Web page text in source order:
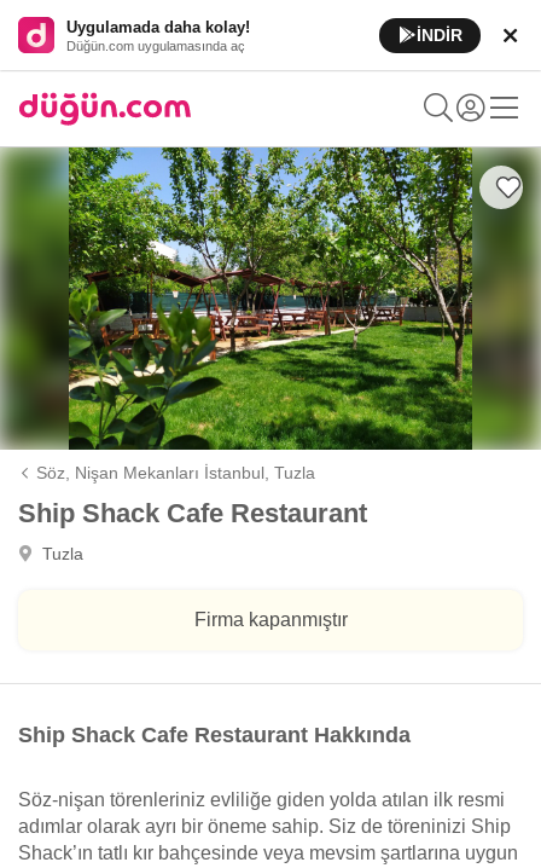
Uygulamada daha kolay!
Düğün.com uygulamasında aç
İNDİR
Söz, Nişan Mekanları İstanbul,Tuzla
Ship Shack Cafe Restaurant
Tuzla
Firma kapanmıştır
Ship Shack Cafe Restaurant Hakkında
Söz-nişan törenleriniz evliliğe giden yolda atılan ilk resmi
adımlar olarak ayrı bir öneme sahip. Siz de töreninizi Ship
Shack’ın tatlı kır bahçesinde veya mevsim şartlarına uygun